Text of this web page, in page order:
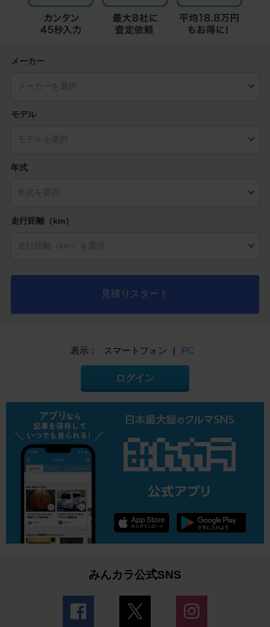
メーカー
モデル
年式
走行距離（km）
見積りスタート
表示： スマートフォン | PC
ログイン
みんカラ公式SNS